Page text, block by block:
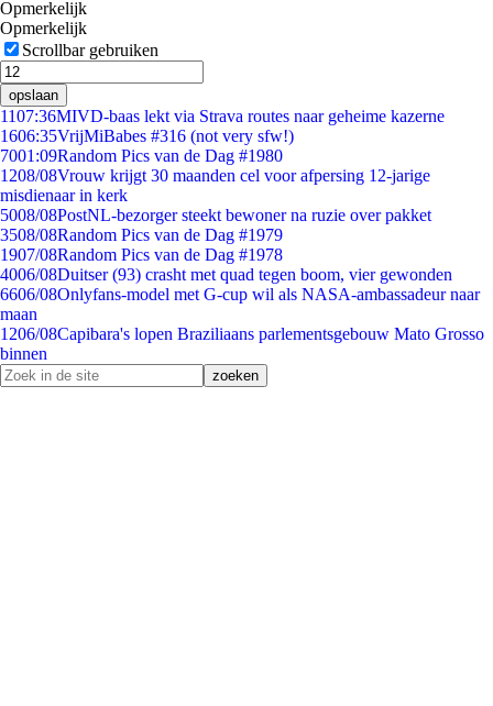
Opmerkelijk
Opmerkelijk
Scrollbar gebruiken
opslaan
1107:36MIVD-baas lekt via Strava routes naar geheime kazerne
1606:35VrijMiBabes #316 (not very sfw!)
7001:09Random Pics van de Dag #1980
1208/08Vrouw krijgt 30 maanden cel voor afpersing 12-jarige
misdienaar in kerk
5008/08PostNL-bezorger steekt bewoner na ruzie over pakket
3508/08Random Pics van de Dag #1979
1907/08Random Pics van de Dag #1978
4006/08Duitser (93) crasht met quad tegen boom, vier gewonden
6606/08Onlyfans-model met G-cup wil als NASA-ambassadeur naar
maan
1206/08Capibara's lopen Braziliaans parlementsgebouw Mato Grosso
binnen